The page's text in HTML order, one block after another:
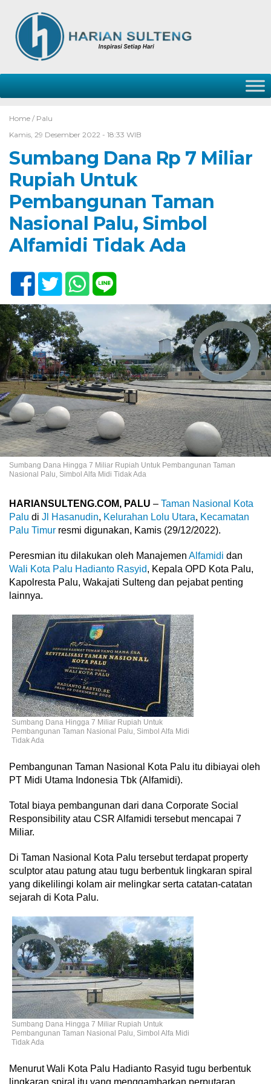
Home / Palu
Kamis, 29 Desember 2022 - 18:33 WIB
Sumbang Dana Rp 7 Miliar
Rupiah Untuk
Pembangunan Taman
Nasional Palu, Simbol
Alfamidi Tidak Ada
Sumbang Dana Hingga 7 Miliar Rupiah Untuk Pembangunan Taman
Nasional Palu, Simbol Alfa Midi Tidak Ada
HARIANSULTENG.COM, PALU – Taman Nasional Kota
Palu di Jl Hasanudin, Kelurahan Lolu Utara, Kecamatan
Palu Timur resmi digunakan, Kamis (29/12/2022).
Peresmian itu dilakukan oleh Manajemen Alfamidi dan
Wali Kota Palu Hadianto Rasyid, Kepala OPD Kota Palu,
Kapolresta Palu, Wakajati Sulteng dan pejabat penting
lainnya.
Sumbang Dana Hingga 7 Miliar Rupiah Untuk
Pembangunan Taman Nasional Palu, Simbol Alfa Midi
Tidak Ada
Pembangunan Taman Nasional Kota Palu itu dibiayai oleh
PT Midi Utama Indonesia Tbk (Alfamidi).
Total biaya pembangunan dari dana Corporate Social
Responsibility atau CSR Alfamidi tersebut mencapai 7
Miliar.
Di Taman Nasional Kota Palu tersebut terdapat property
sculptor atau patung atau tugu berbentuk lingkaran spiral
yang dikelilingi kolam air melingkar serta catatan-catatan
sejarah di Kota Palu.
Sumbang Dana Hingga 7 Miliar Rupiah Untuk
Pembangunan Taman Nasional Palu, Simbol Alfa Midi
Tidak Ada
Menurut Wali Kota Palu Hadianto Rasyid tugu berbentuk
lingkaran spiral itu yang menggambarkan perputaran